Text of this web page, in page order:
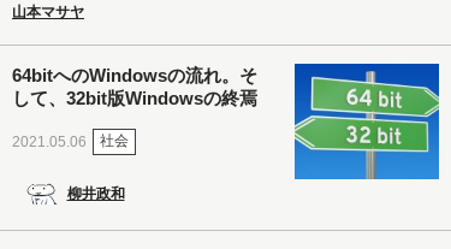
山本マサヤ
64bitへのWindowsの流れ。そ
して、32bit版Windowsの終焉
2021.05.06 社会
柳井政和